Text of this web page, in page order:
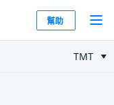
幫助
TMT